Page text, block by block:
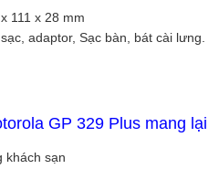
111 x 28 mm
adaptor, Sạc bàn, bát cài lưng.
GP 329 Plus mang lại
khách sạn